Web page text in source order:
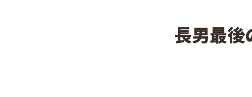
長男最後